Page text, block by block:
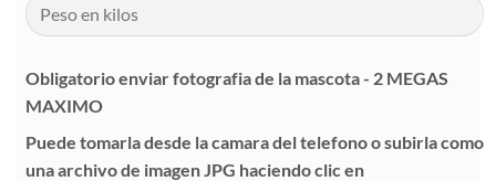
Obligatorio enviar fotografia de la mascota - 2 MEGAS
MAXIMO
Puede tomarla desde la camara del telefono o subirla como
una archivo de imagen JPG haciendo clic en